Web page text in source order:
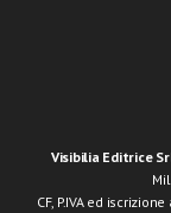
Visibilia Editrice
CF, P.IVA ed